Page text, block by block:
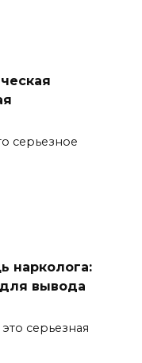
серьезное
нарколога:
вывода
серьезная